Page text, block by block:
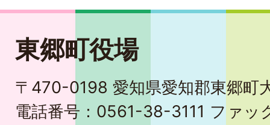
東郷町役場
〒470-0198 愛知県愛知郡東郷町
電話番号：0561-38-3111 ファ